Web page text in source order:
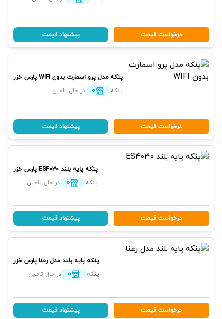
درخواست قیمت پیشنهاد قیمت
پنکه مدل پرو اسمارت بدون WIFI
پارس خزر
پنکه
0 در حال تامین
درخواست قیمت پیشنهاد قیمت
پنکه پایه بلند ES4030
پارس خزر
پنکه
0 در حال تامین
درخواست قیمت پیشنهاد قیمت
پنکه پایه بلند مدل رعنا پارس خزر
پنکه
0 در حال تامین
درخواست قیمت پیشنهاد قیمت